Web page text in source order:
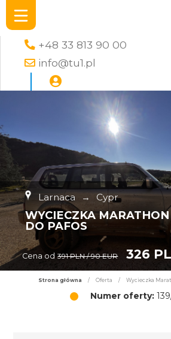
+48 33 813 90 00
info@tu1.pl
Larnaca → Cypr
WYCIECZKA
DO PAFOS
Cena od 391 PLN / 90 EUR 326
Strona główna / Oferta / Wycieczka
Numer oferty: